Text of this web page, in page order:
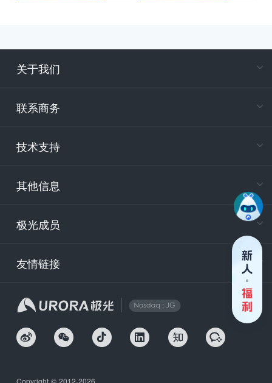
小米
是什
关于我们
联系商务
技术支持
其他信息
极光成员
友情链接
Copyright © 2012-2026
电
400-
技
安
企